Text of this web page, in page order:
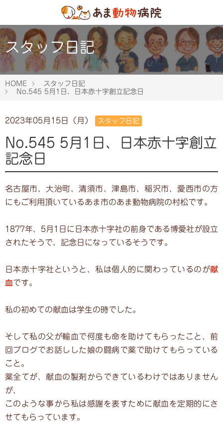
スタッフ日記
HOME
スタッフ日記
No.545 5月1日、日本赤十字創立記念日
2023年05月15日（月） スタッフ日記
No.545 5月1日、日本赤十字創立
記念日
名古屋市、大治町、清須市、津島市、稲沢市、愛西市の方
にもご利用頂いているあま市のあま動物病院の村松です。
1877年、5月1日に日本赤十字社の前身である博愛社が設立
されたそうで、記念日になっているそうです。
日本赤十字社というと、私は個人的に関わっているのが献
血です。
私の初めての献血は学生の時でした。
そして私の父が輸血で何度も命を助けてもらったこと、前
回ブログでお話しした娘の闘病で薬で助けてもらっている
こと。
薬全てが、献血の製剤からできているわけではありません
が、
このような事から私は感謝を表すために献血を定期的にさ
せてもらっています。